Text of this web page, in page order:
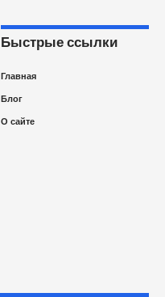
Быстрые ссылки
Главная
Блог
О сайте